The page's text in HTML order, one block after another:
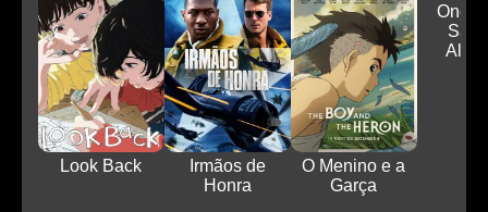
Look Back
Irmãos de
Honra
O Menino e a
Garça
One